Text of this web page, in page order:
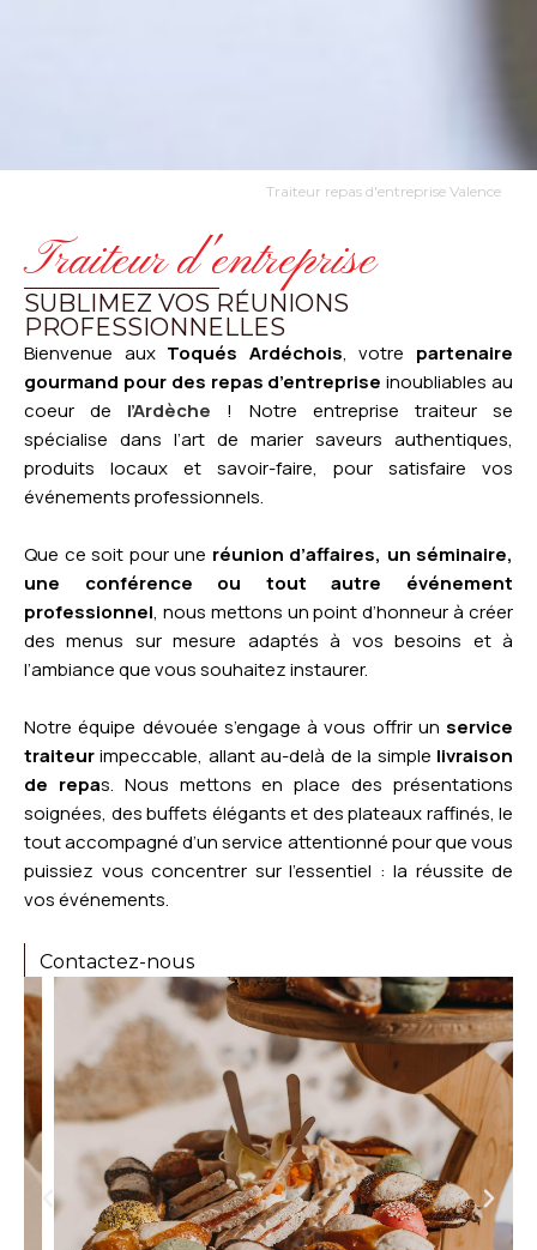
Traiteur repas d'entreprise Valence
Traiteur d'entreprise
SUBLIMEZ VOS RÉUNIONS
PROFESSIONNELLES
Bienvenue aux Toqués Ardéchois, votre partenaire
gourmand pour des repas d’entreprise inoubliables au
coeur de l’Ardèche
! Notre entreprise traiteur se
spécialise dans l’art de marier saveurs authentiques,
produits locaux et savoir-faire, pour satisfaire vos
événements professionnels.
Que ce soit pour une réunion d’affaires, un séminaire,
une conférence ou tout autre événement
professionnel, nous mettons un point d’honneur à créer
des menus sur mesure adaptés à vos besoins et à
l’ambiance que vous souhaitez instaurer.
Notre équipe dévouée s’engage à vous offrir un service
traiteurimpeccable, allant au-delà de la simple livraison
de repas. Nous mettons en place des présentations
soignées, des buffets élégants et des plateaux raffinés, le
tout accompagné d’un service attentionné pour que vous
puissiez vous concentrer sur l’essentiel : la réussite de
vos événements.
Contactez-nous